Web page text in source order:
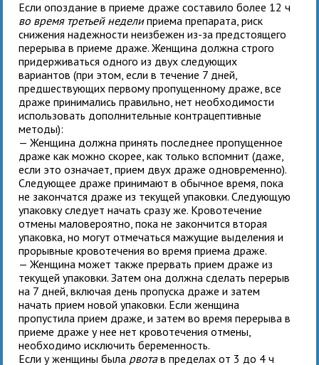
Если опоздание в приеме драже составило более 12 ч
во время третьей неделиприема препарата, риск
снижения надежности неизбежен из-за предстоящего
перерыва в приеме драже. Женщина должна строго
придерживаться одного из двух следующих
вариантов (при этом, если в течение 7 дней,
предшествующих первому пропущенному драже, все
драже принимались правильно, нет необходимости
использовать дополнительные контрацептивные
методы):
— Женщина должна принять последнее пропущенное
драже как можно скорее, как только вспомнит (даже,
если это означает, прием двух драже одновременно).
Следующее драже принимают в обычное время, пока
не закончатся драже из текущей упаковки. Следующую
упаковку следует начать сразу же. Кровотечение
отмены маловероятно, пока не закончится вторая
упаковка, но могут отмечаться мажущие выделения и
прорывные кровотечения во время приема драже.
— Женщина может также прервать прием драже из
текущей упаковки. Затем она должна сделать перерыв
на 7 дней, включая день пропуска драже и затем
начать прием новой упаковки. Если женщина
пропустила прием драже, и затем во время перерыва в
приеме драже у нее нет кровотечения отмены,
необходимо исключить беременность.
Если у женщины была рвотав пределах от 3 до 4 ч